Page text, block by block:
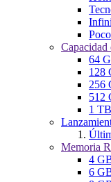
Poco
Capacidad
64
128
256
512
1 TB
Memoria
4
6